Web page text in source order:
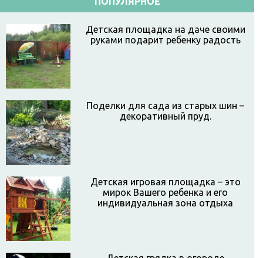
Детская площадка на даче своими
руками подарит ребенку радость
Поделки для сада из старых шин –
декоративный пруд.
Детская игровая площадка – это
мирок Вашего ребенка и его
индивидуальная зона отдыха